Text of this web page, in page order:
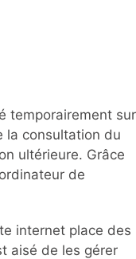
temporairement sur
la consultation du
ultérieure. Grâce
de
internet place des
aisé de les gérer